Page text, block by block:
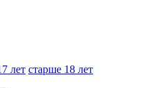
лет старше 18 лет